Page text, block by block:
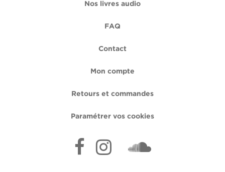
Nos livres audio
FAQ
Contact
Mon compte
Retours et commandes
Paramétrer vos cookies